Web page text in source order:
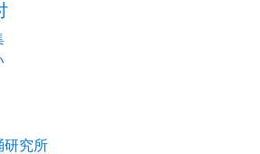
研究所